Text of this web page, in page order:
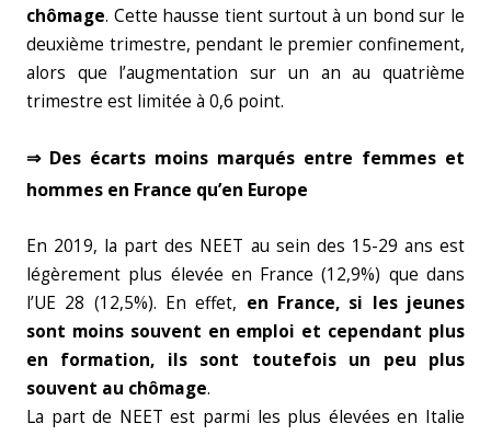
chômage. Cette hausse tient surtout à un bond sur le
deuxième trimestre, pendant le premier confinement,
alors que l’augmentation sur un an au quatrième
trimestre est limitée à 0,6 point.
⇒ Des écarts moins marqués entre femmes et
hommes en France qu’en Europe
En 2019, la part des NEET au sein des 15-29 ans est
légèrement plus élevée en France (12,9%) que dans
l’UE 28 (12,5%). En effet, en France, si les jeunes
sont moins souvent en emploi et cependant plus
en formation, ils sont toutefois un peu plus
souvent au chômage.
La part de NEET est parmi les plus élevées en Italie